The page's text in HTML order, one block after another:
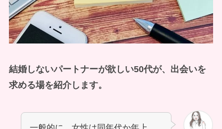
結婚しないパートナーが欲しい50代が、出会いを
求める場を紹介します。